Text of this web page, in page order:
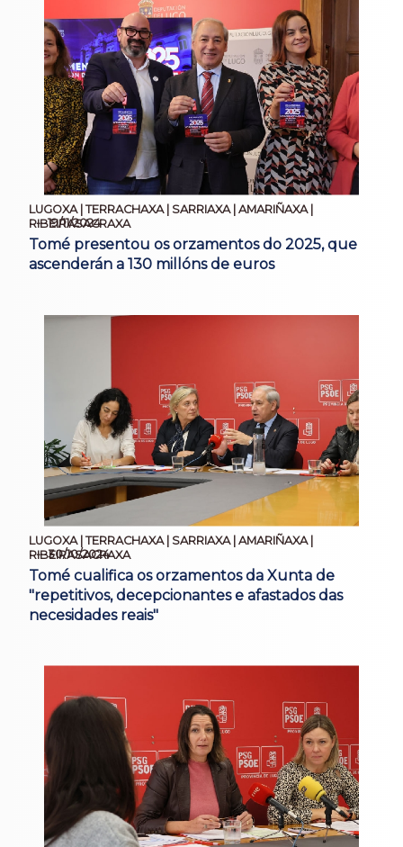
LUGOXA | TERRACHAXA | SARRIAXA | AMARIÑAXA |
RIBEIRASACRAXA
19/11/2024
Tomé presentou os orzamentos do 2025, que
ascenderán a 130 millóns de euros
LUGOXA | TERRACHAXA | SARRIAXA | AMARIÑAXA |
RIBEIRASACRAXA
30/10/2024
Tomé cualifica os orzamentos da Xunta de
"repetitivos, decepcionantes e afastados das
necesidades reais"